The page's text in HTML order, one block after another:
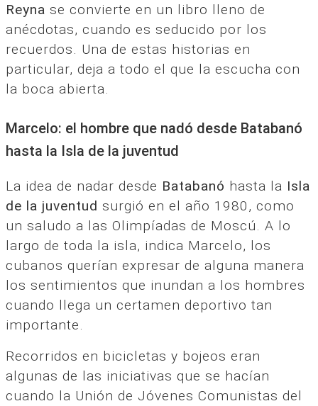
Reyna se convierte en un libro lleno de
anécdotas, cuando es seducido por los
recuerdos. Una de estas historias en
particular, deja a todo el que la escucha con
la boca abierta.
Marcelo: el hombre que nadó desde Batabanó
hasta la Isla de la juventud
La idea de nadar desde Batabanó hasta la Isla
de la juventud surgió en el año 1980, como
un saludo a las Olimpíadas de Moscú. A lo
largo de toda la isla, indica Marcelo, los
cubanos querían expresar de alguna manera
los sentimientos que inundan a los hombres
cuando llega un certamen deportivo tan
importante.
Recorridos en bicicletas y bojeos eran
algunas de las iniciativas que se hacían
cuando la Unión de Jóvenes Comunistas del